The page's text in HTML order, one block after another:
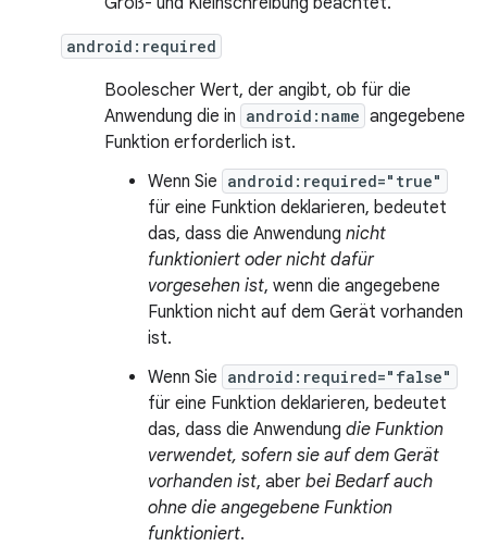
android:required
Boolescher Wert, der angibt, ob für die
Anwendung die in android:name angegebene
Funktion erforderlich ist.
Wenn Sie android:required="true"
für eine Funktion deklarieren, bedeutet
das, dass die Anwendung nicht
funktioniert oder nicht dafür
vorgesehen ist, wenn die angegebene
Funktion nicht auf dem Gerät vorhanden
ist.
Wenn Sie android:required="false"
für eine Funktion deklarieren, bedeutet
das, dass die Anwendung die Funktion
verwendet, sofern sie auf dem Gerät
vorhanden ist, aber bei Bedarf auch
ohne die angegebene Funktion
funktioniert.